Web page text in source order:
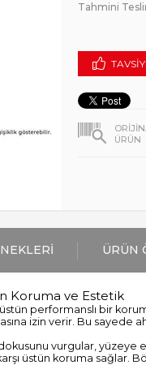
Tahmini
ÜRÜN
ÜRÜN
Koruma ve Estetik
performanslı bir
izin verir. Bu sayede
vurgular, yüzeye
üstün koruma sağlar.